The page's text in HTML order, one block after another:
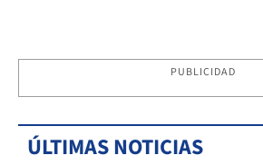
PUBLICIDAD
ÚLTIMAS NOTICIAS